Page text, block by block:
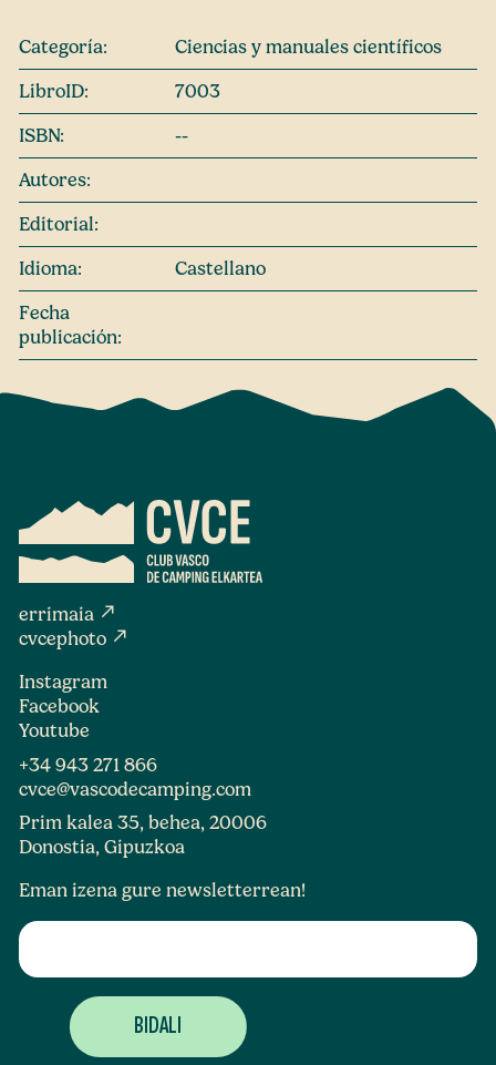
Categoría:
Ciencias y manuales científicos
LibroID:
7003
ISBN:
--
Autores:
Editorial:
Idioma:
Castellano
Fecha
publicación:
errimaia north_east
cvcephoto north_east
Instagram
Facebook
Youtube
+34 943 271 866
cvce@vascodecamping.com
Prim kalea 35, behea, 20006
Donostia, Gipuzkoa
Eman izena gure newsletterrean!